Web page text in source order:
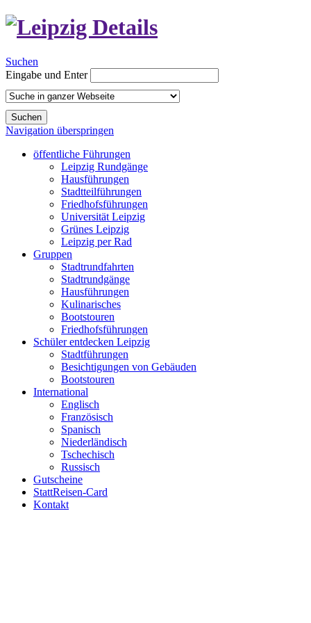
Suchen
Eingabe und Enter
Suchen
Navigation überspringen
öffentliche Führungen
Leipzig Rundgänge
Hausführungen
Stadtteilführungen
Friedhofsführungen
Universität Leipzig
Grünes Leipzig
Leipzig per Rad
Gruppen
Stadtrundfahrten
Stadtrundgänge
Hausführungen
Kulinarisches
Bootstouren
Friedhofsführungen
Schüler entdecken Leipzig
Stadtführungen
Besichtigungen von Gebäuden
Bootstouren
International
Englisch
Französisch
Spanisch
Niederländisch
Tschechisch
Russisch
Gutscheine
StattReisen-Card
Kontakt